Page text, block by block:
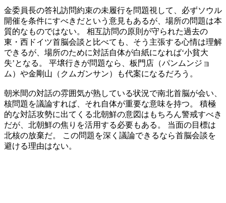
金委員長の答礼訪問約束の未履行を問題視して、必ずソウル
開催を条件にすべきだという意見もあるが、場所の問題は本
質的なものではない。 相互訪問の原則が守られた過去の
東・西ドイツ首脳会談と比べても、そう主張する心情は理解
できるが、場所のために対話自体が白紙になれば‘小貧大
失’となる。 平壌行きが問題なら、板門店（パンムンジョ
ム）や金剛山（クムガンサン）も代案になるだろう。
朝米間の対話の雰囲気が熟している状況で南北首脳が会い、
核問題を議論すれば、それ自体が重要な意味を持つ。 積極
的な対話攻勢に出てくる北朝鮮の意図はもちろん警戒すべき
だが、北朝鮮の焦りを活用する必要もある。 当面の目標は
北核の放棄だ。 この問題を深く議論できるなら首脳会談を
避ける理由はない。